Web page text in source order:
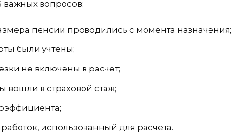
важных вопросов:
пенсии проводились с момента назначения;
были учтены;
не включены в расчет;
вошли в страховой стаж;
использованный для расчета.